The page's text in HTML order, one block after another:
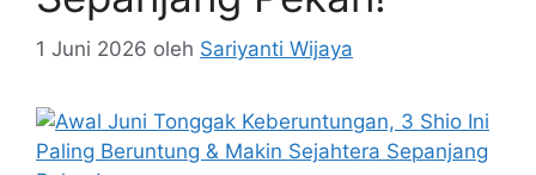
1 Juni 2026 oleh Sariyanti Wijaya